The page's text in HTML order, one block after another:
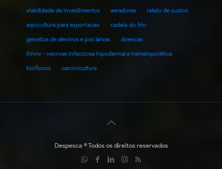
viabilidade de investimentos
aeradores
rateio de custos
aquicultura para exportacao
cadeia do frio
genetica de alevinos e pos larvas
doencas
ihhnv - necrose infecciosa hipodermal e hematopoiética
bioflocos
carcinicultura
Despesca © Todos os direitos reservados